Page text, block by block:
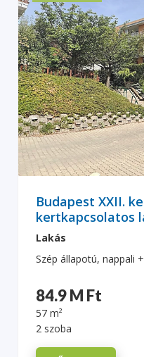
Budapest XXII.
kertkapcsolatos
Lakás
Szép állapotú, nappali
84.9 M Ft
57 m²
2 szoba